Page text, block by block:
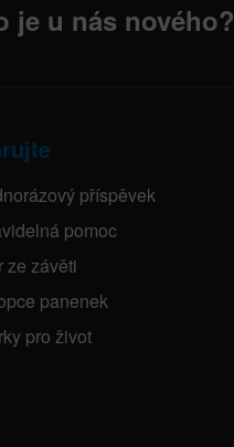
je u nás nového?
příspěvek
pomoc
ze závěti
panenek
pro život